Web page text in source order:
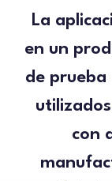
La
en un
de prueba
con